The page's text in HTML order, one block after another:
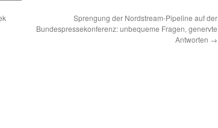
Sprengung der Nordstream-Pipeline auf der
Bundespressekonferenz: unbequeme Fragen, genervte
Antworten →